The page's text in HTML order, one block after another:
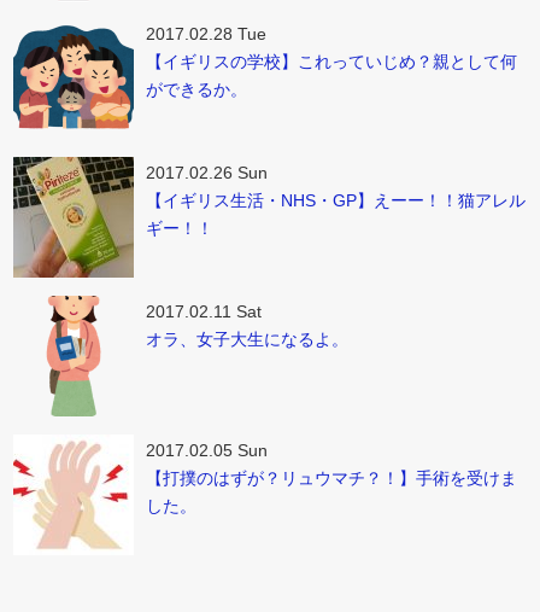
2017.02.28 Tue
【イギリスの学校】これっていじめ？親として何
ができるか。
2017.02.26 Sun
【イギリス生活・NHS・GP】えーー！！猫アレル
ギー！！
2017.02.11 Sat
オラ、女子大生になるよ。
2017.02.05 Sun
【打撲のはずが？リュウマチ？！】手術を受けま
した。